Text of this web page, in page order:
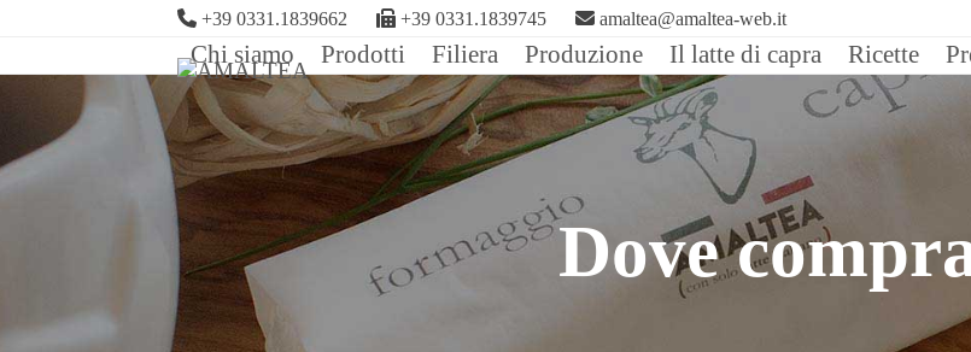
+39 0331.1839662 +39 0331.1839745 amaltea@amaltea-web.it
Chi siamo Prodotti Filiera Produzione Il latte di capra Ricette
Dove